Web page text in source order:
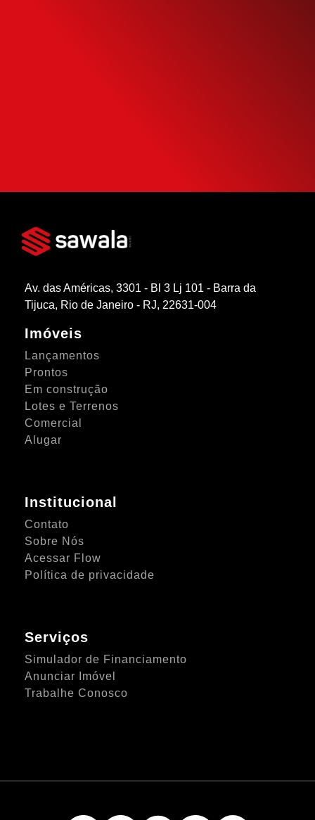
Av. das Américas, 3301 - Bl 3 Lj 101 - Barra da
Tijuca, Rio de Janeiro - RJ, 22631-004
Imóveis
Lançamentos
Prontos
Em construção
Lotes e Terrenos
Comercial
Alugar
Institucional
Contato
Sobre Nós
Acessar Flow
Política de privacidade
Serviços
Simulador de Financiamento
Anunciar Imóvel
Trabalhe Conosco